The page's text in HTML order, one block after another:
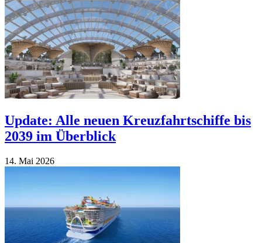
Update: Alle neuen Kreuzfahrtschiffe bis
2039 im Überblick
14. Mai 2026